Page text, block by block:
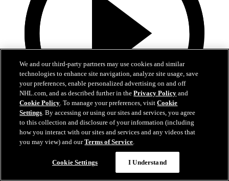
5:34
Hischiers bisher beste OT-Siegtore als Devil
We and our third-party partners may use cookies and similar
technologies to enhance site navigation, analyze site usage, save
your preferences, enable personalized advertising on and off
NHL.com, and as described further in thePrivacy Policy and
Cookie Policy. To manage your preferences, visitCookie
Settings. By accessing or using our sites and services, you agree
to this collection and disclosure of your information (including
how you interact with our sites and services and any videos that
you may view) and ourTerms of Service.
Cookie Settings I Understand